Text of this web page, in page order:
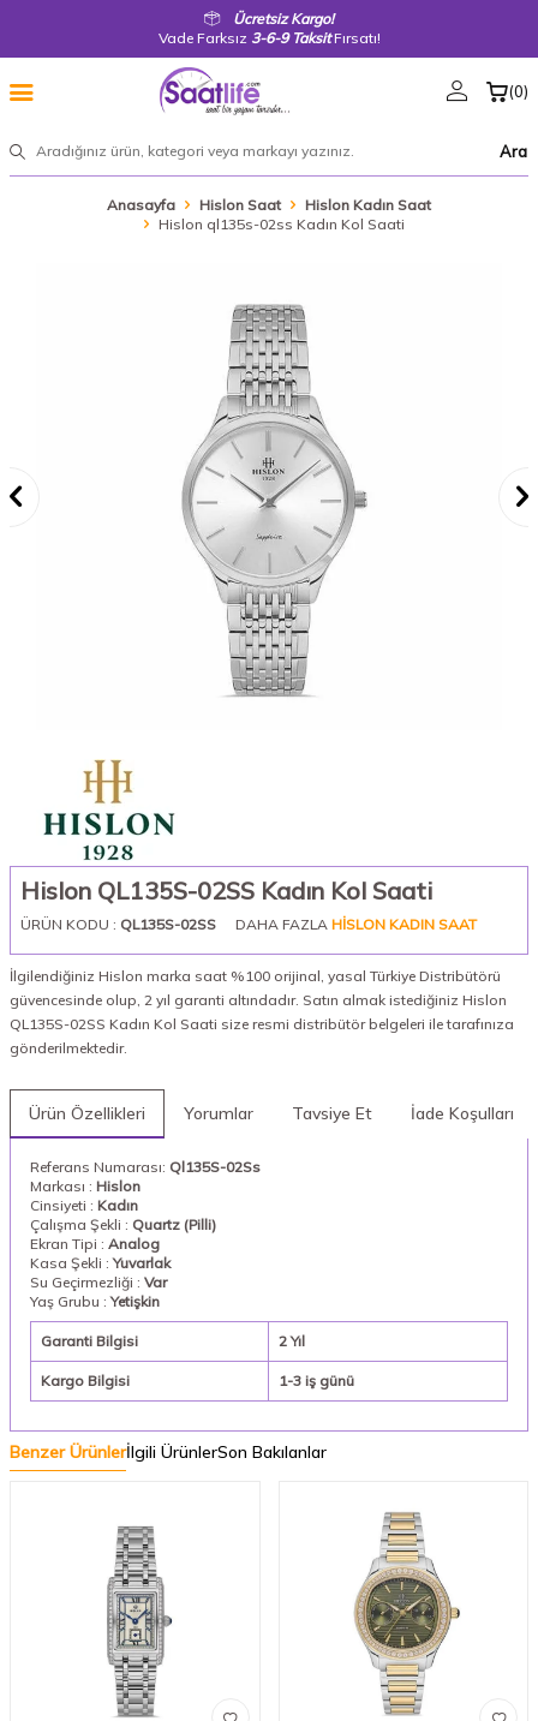
Ücretsiz Kargo!
Vade Farksız 3-6-9 TaksitFırsatı!
Ara
(0)
Anasayfa Hislon Saat
Hislon Kadın Saat
Hislon ql135s-02ss Kadın Kol Saati
Hislon QL135S-02SS Kadın Kol Saati
ÜRÜN KODU : QL135S-02SS DAHA FAZLA HISLON KADIN SAAT
İlgilendiğiniz Hislon marka saat %100 orijinal, yasal Türkiye Distribütörü
güvencesinde olup, 2 yıl garanti altındadır. Satın almak istediğiniz Hislon
QL135S-02SS Kadın Kol Saati size resmi distribütör belgeleri ile tarafınıza
gönderilmektedir.
Ürün Özellikleri Yorumlar Tavsiye Et İade Koşulları
Referans Numarası: Ql135S-02Ss
Markası : Hislon
Cinsiyeti : Kadın
Çalışma Şekli : Quartz (Pilli)
Ekran Tipi : Analog
Kasa Şekli :Yuvarlak
Su Geçirmezliği : Var
Yaş Grubu :Yetişkin
Garanti Bilgisi 2 Yıl
Kargo Bilgisi 1-3 iş günü
Benzer Ürünlerİlgili ÜrünlerSon Bakılanlar